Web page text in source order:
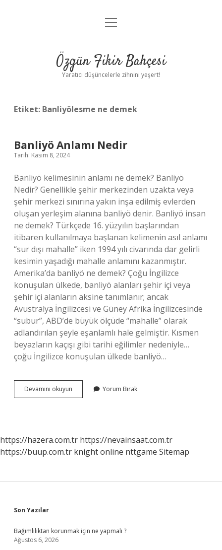
Anasayfa
Yasal Uyarı
menüyü
Özgün Fikir Bahçesi
Yaratıcı düşüncelerle zihnini yeşert!
Etiket: Banliyölesme ne demek
Banliyö Anlamı Nedir
Tarih: Kasım 8, 2024
Banliyö kelimesinin anlamı ne demek? Banliyö
Nedir? Genellikle şehir merkezinden uzakta veya
şehir merkezi sınırına yakın inşa edilmiş evlerden
oluşan yerleşim alanına banliyö denir. Banliyö insan
ne demek? Türkçede 16. yüzyılın başlarından
itibaren kullanılmaya başlanan kelimenin asıl anlamı
“sur dışı mahalle” iken 1994 yılı civarında dar gelirli
kesimin yaşadığı mahalle anlamını kazanmıştır.
Amerika’da banliyö ne demek? Çoğu İngilizce
konuşulan ülkede, banliyö alanları şehir içi veya
şehir içi alanların aksine tanımlanır; ancak
Avustralya İngilizcesi ve Güney Afrika İngilizcesinde
“subur”, ABD’de büyük ölçüde “mahalle” olarak
adlandırılan şeyle eşanlamlı hale gelmiştir. Kısmen
beyazların kaçışı gibi tarihi eğilimler nedeniyle…
çoğu İngilizce konuşulan ülkede banliyö…
Devamını okuyun
Anlamı
Yorum Bırak
https://hazera.com.tr https://nevainsaat.com.tr
https://buup.com.tr knight online nttgame Sitemap
Sidebar
Son Yazılar
Bağımlılıktan korunmak için ne yapmalı ?
Ağustos 6, 2026